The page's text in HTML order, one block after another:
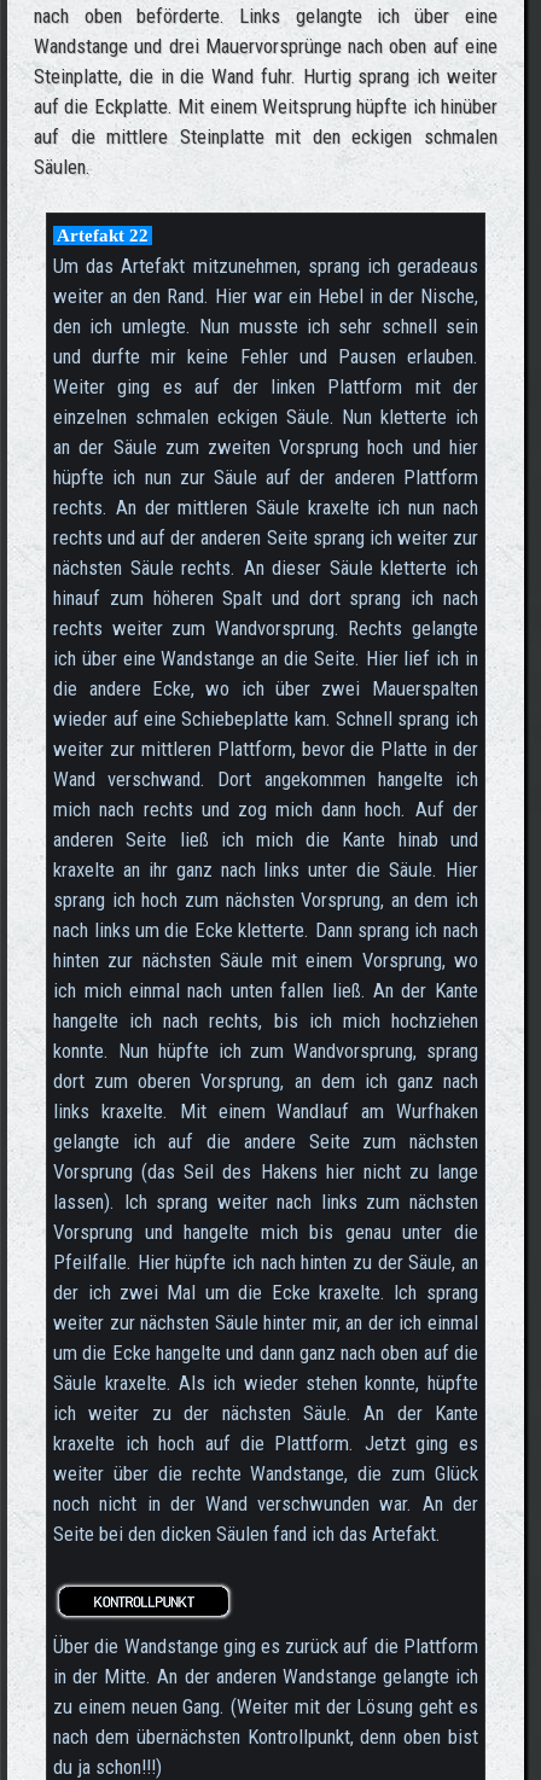
nach oben beförderte. Links gelangte ich über eine
Wandstange und drei Mauervorsprünge nach oben auf eine
Steinplatte, die in die Wand fuhr. Hurtig sprang ich weiter
auf die Eckplatte. Mit einem Weitsprung hüpfte ich hinüber
auf die mittlere Steinplatte mit den eckigen schmalen
Säulen.
Artefakt 22
Um das Artefakt mitzunehmen, sprang ich geradeaus
weiter an den Rand. Hier war ein Hebel in der Nische,
den ich umlegte. Nun musste ich sehr schnell sein
und durfte mir keine Fehler und Pausen erlauben.
Weiter ging es auf der linken Plattform mit der
einzelnen schmalen eckigen Säule. Nun kletterte ich
an der Säule zum zweiten Vorsprung hoch und hier
hüpfte ich nun zur Säule auf der anderen Plattform
rechts. An der mittleren Säule kraxelte ich nun nach
rechts und auf der anderen Seite sprang ich weiter zur
nächsten Säule rechts. An dieser Säule kletterte ich
hinauf zum höheren Spalt und dort sprang ich nach
rechts weiter zum Wandvorsprung. Rechts gelangte
ich über eine Wandstange an die Seite. Hier lief ich in
die andere Ecke, wo ich über zwei Mauerspalten
wieder auf eine Schiebeplatte kam. Schnell sprang ich
weiter zur mittleren Plattform, bevor die Platte in der
Wand verschwand. Dort angekommen hangelte ich
mich nach rechts und zog mich dann hoch. Auf der
anderen Seite ließ ich mich die Kante hinab und
kraxelte an ihr ganz nach links unter die Säule. Hier
sprang ich hoch zum nächsten Vorsprung, an dem ich
nach links um die Ecke kletterte. Dann sprang ich nach
hinten zur nächsten Säule mit einem Vorsprung, wo
ich mich einmal nach unten fallen ließ. An der Kante
hangelte ich nach rechts, bis ich mich hochziehen
konnte. Nun hüpfte ich zum Wandvorsprung, sprang
dort zum oberen Vorsprung, an dem ich ganz nach
links kraxelte. Mit einem Wandlauf am Wurfhaken
gelangte ich auf die andere Seite zum nächsten
Vorsprung (das Seil des Hakens hier nicht zu lange
lassen). Ich sprang weiter nach links zum nächsten
Vorsprung und hangelte mich bis genau unter die
Pfeilfalle. Hier hüpfte ich nach hinten zu der Säule, an
der ich zwei Mal um die Ecke kraxelte. Ich sprang
weiter zur nächsten Säule hinter mir, an der ich einmal
um die Ecke hangelte und dann ganz nach oben auf die
Säule kraxelte. Als ich wieder stehen konnte, hüpfte
ich weiter zu der nächsten Säule. An der Kante
kraxelte ich hoch auf die Plattform. Jetzt ging es
weiter über die rechte Wandstange, die zum Glück
noch nicht in der Wand verschwunden war. An der
Seite bei den dicken Säulen fand ich das Artefakt.
Über die Wandstange ging es zurück auf die Plattform
in der Mitte. An der anderen Wandstange gelangte ich
zu einem neuen Gang. (Weiter mit der Lösung geht es
nach dem übernächsten Kontrollpunkt, denn oben bist
du ja schon!!!)